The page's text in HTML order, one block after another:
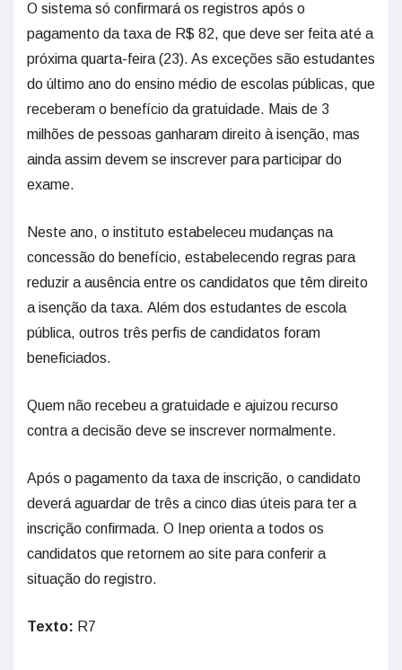
O sistema só confirmará os registros após o
pagamento da taxa de R$ 82, que deve ser feita até a
próxima quarta-feira (23). As exceções são estudantes
do último ano do ensino médio de escolas públicas, que
receberam o benefício da gratuidade. Mais de 3
milhões de pessoas ganharam direito à isenção, mas
ainda assim devem se inscrever para participar do
exame.
Neste ano, o instituto estabeleceu mudanças na
concessão do benefício, estabelecendo regras para
reduzir a ausência entre os candidatos que têm direito
a isenção da taxa. Além dos estudantes de escola
pública, outros três perfis de candidatos foram
beneficiados.
Quem não recebeu a gratuidade e ajuizou recurso
contra a decisão deve se inscrever normalmente.
Após o pagamento da taxa de inscrição, o candidato
deverá aguardar de três a cinco dias úteis para ter a
inscrição confirmada. O Inep orienta a todos os
candidatos que retornem ao site para conferir a
situação do registro.
Texto: R7